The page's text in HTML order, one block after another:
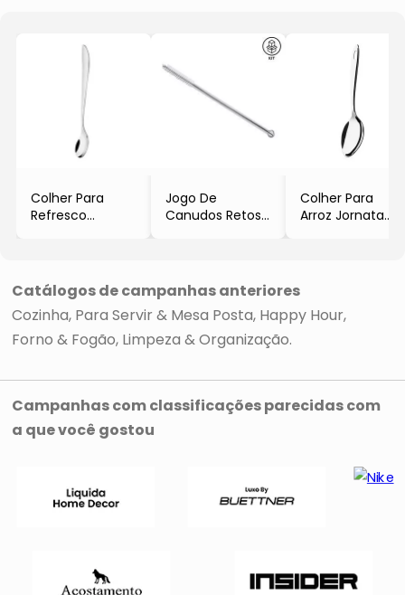
Colher Para
Refresco
- Brinox
Jogo De
Canudos Retos
- 3Pçs
- Brinox
Colher Para
Arroz Jornata
Catálogos de campanhas anteriores
Cozinha Para Servir & Mesa Posta Happy Hour
Forno & Fogão Limpeza & Organização
Campanhas com classificações parecidas com
a que você gostou